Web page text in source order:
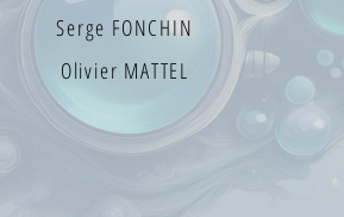
Serge FONCHIN
Olivier MATTEL